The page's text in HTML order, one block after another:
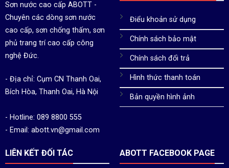
Sơn nước cao cấp ABOTT -
Chuyên các dòng sơn nước
cao cấp, sơn chống thấm, sơn
phủ trang trí cao cấp công
nghệ Đức.
- Địa chỉ: Cụm CN Thanh Oai,
Bích Hòa, Thanh Oai, Hà Nội
- Hotline: 089 8800 555
- Email: abott.vn@gmail.com
Điểu khoản sử dụng
Chính sách bảo mật
Chính sách đổi trả
Hình thức thanh toán
Bản quyền hình ảnh
LIÊN KẾT ĐỐI TÁC ABOTT FACEBOOK PAGE